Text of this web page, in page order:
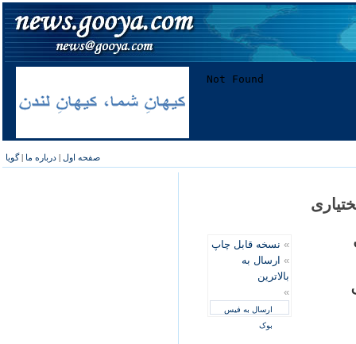
صفحه اول | درباره ما |گویا
» نسخه قابل چاپ
» ارسال به
بالاترین
»
ارسال به فیس
بوک